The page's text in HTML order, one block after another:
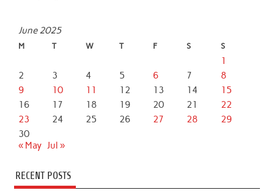
June 2025
M T W T F S S
1
2
3 4 5 6 7
8
9
10 11 12 13 14
15
16
17 18 19 20 21
22
23
24 25 26 27 28
29
30
« May Jul »
RECENT POSTS